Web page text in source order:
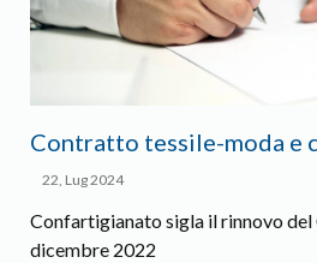
Contratto tessile-moda e
22, Lug 2024
Confartigianato sigla il rinnovo del
dicembre 2022